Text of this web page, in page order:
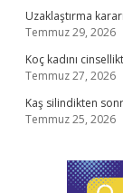
Uzaklaştırma
Temmuz 29, 2026
Koç kadını
Temmuz 27, 2026
Kaş silindikten
Temmuz 25, 2026